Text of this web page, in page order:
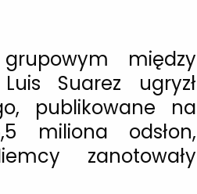
między
Suarez ugryzł
publikowane na
miliona odsłon,
zanotowały